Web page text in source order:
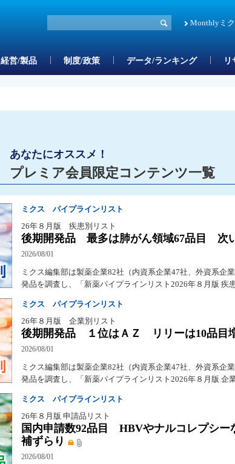
Monthlyミ
経営/製品 制度/政策 データ/ランキング リ
あなたにオススメ！
プレミア会員限定コンテンツ一覧
ミクス パイプラインリスト
26年８月版 疾患別リスト
後期開発品 最多は肺がん領域67品目 次
2026/08/01
ミクス編集部は製薬企業82社（内資系企業47社、外資系企
発品を調査し、「新薬パイプラインリスト2026年８月版 疾
ミクス パイプラインリスト
26年８月版 企業別リスト
後期開発品 １位はＡＺ リリーは10品目
2026/08/01
ミクス編集部は製薬企業82社（内資系企業47社、外資系企
発品を調査し、「新薬パイプラインリスト2026年８月版 企
ミクス パイプラインリスト
26年８月版 申請品リスト
国内申請数92品目 HBVやナルコレプシー
補ずらり
2026/08/01